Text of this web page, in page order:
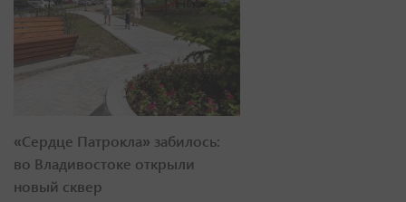
«Сердце Патрокла» забилось:
во Владивостоке открыли
новый сквер